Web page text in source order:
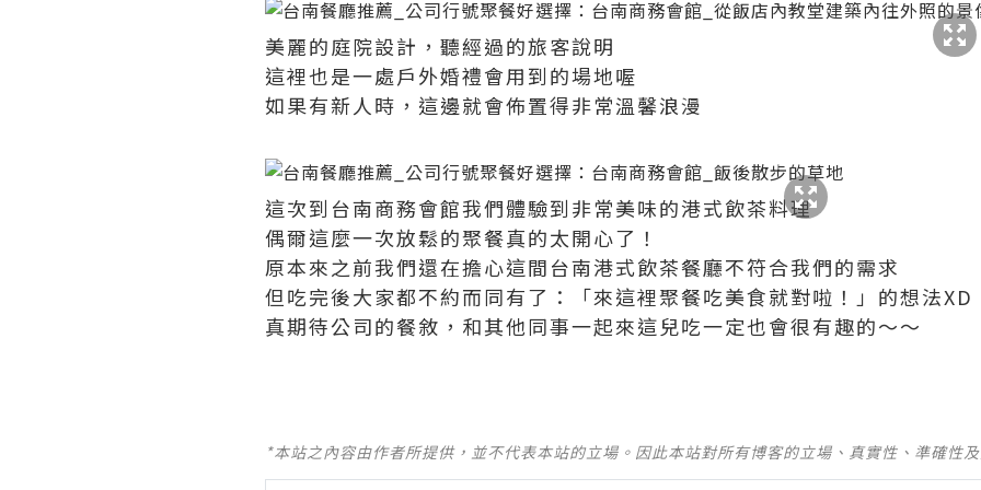
美麗的庭院設計，聽經過的旅客說明
這裡也是一處戶外婚禮會用到的場地喔
如果有新人時，這邊就會佈置得非常溫馨浪漫
這次到台南商務會館我們體驗到非常美味的港式飲茶料理
偶爾這麼一次放鬆的聚餐真的太開心了！
原本來之前我們還在擔心這間台南港式飲茶餐廳不符合我們的需求
但吃完後大家都不約而同有了：「來這裡聚餐吃美食就對啦！」的想法XD
真期待公司的餐敘，和其他同事一起來這兒吃一定也會很有趣的～～
*本站之內容由作者所提供，並不代表本站的立場。因此本站對所有博客的立場、真實性、準確性